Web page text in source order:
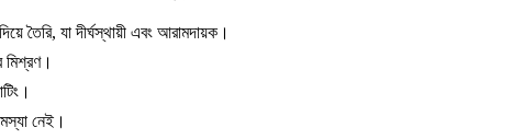
তৈরি, যা দীর্ঘস্থায়ী এবং আরামদায়ক।
নেই।